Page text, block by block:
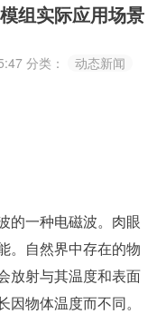
组实际应用场景
分类： 动态新闻
的一种电磁波。肉眼
。自然界中存在的物
放射与其温度和表面
物体温度而不同。